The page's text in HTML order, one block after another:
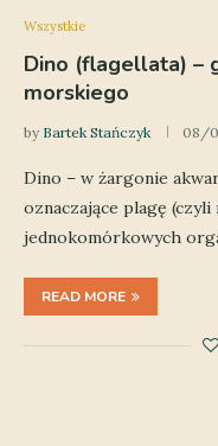
Wszystkie
Dino (flagellata) –
morskiego
by Bartek Stańczyk 08/
Dino – w żargonie
oznaczające plagę
jednokomórkowych
READ MORE